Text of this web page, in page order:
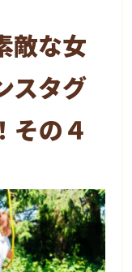
敵な女
スタグ
その４